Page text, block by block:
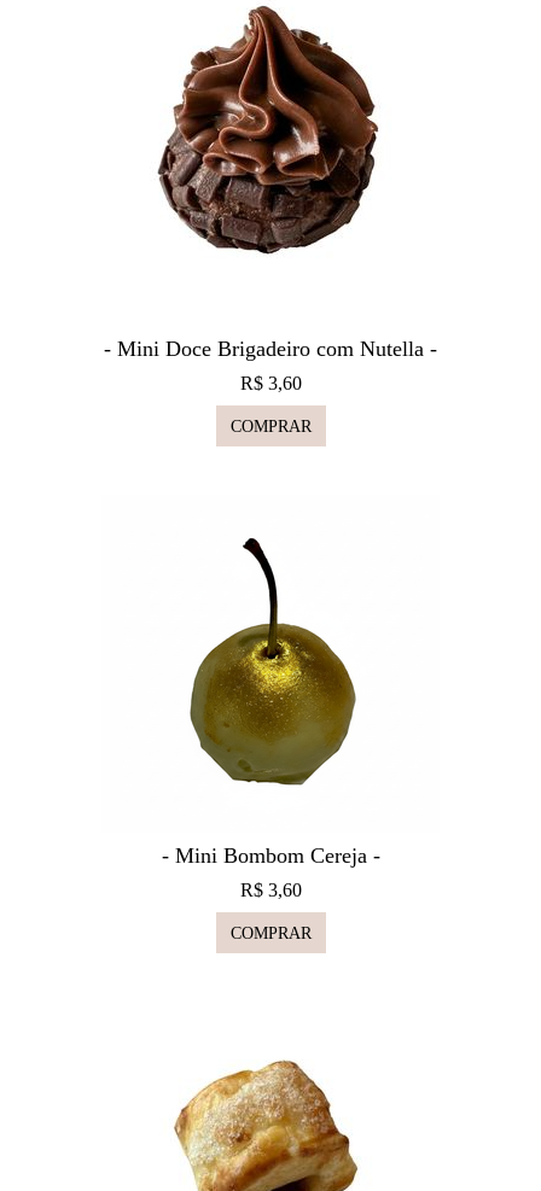
- Mini Doce Brigadeiro com Nutella -
R$ 3,60
COMPRAR
- Mini Bombom Cereja -
R$ 3,60
COMPRAR